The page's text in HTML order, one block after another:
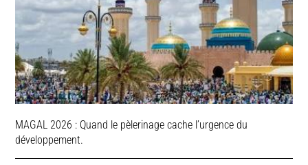
MAGAL 2026 : Quand le pèlerinage cache l’urgence du
développement.